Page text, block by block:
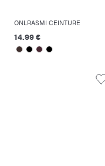
ONLRASMI CEINTURE
14.99 €